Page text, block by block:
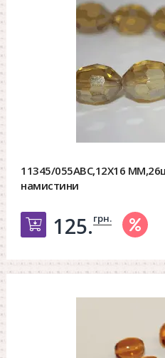
11345/055ABC,12X16
намистини
Добавить в
125.грн.